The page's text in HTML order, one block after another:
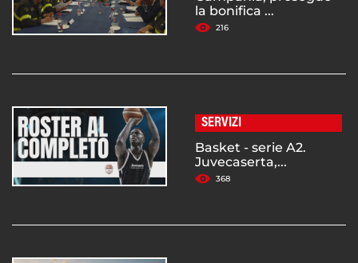
la bonifica ...
216
SERVIZI
Basket - serie A2.
Juvecaserta,...
368